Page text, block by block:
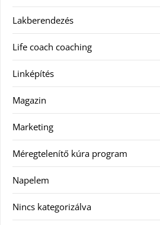
Lakberendezés
Life coach coaching
Linképítés
Magazin
Marketing
Méregtelenítő kúra program
Napelem
Nincs kategorizálva